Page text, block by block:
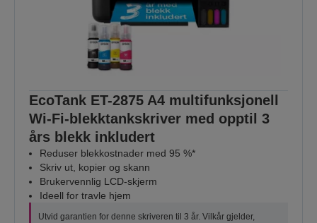
EcoTank ET-2875 A4 multifunksjonell
Wi-Fi-blekktankskriver med opptil 3
års blekk inkludert
Reduser blekkostnader med 95 %*
Skriv ut, kopier og skann
Brukervennlig LCD-skjerm
Ideell for travle hjem
Utvid garantien for denne skriveren til 3 år. Vilkår gjelder,